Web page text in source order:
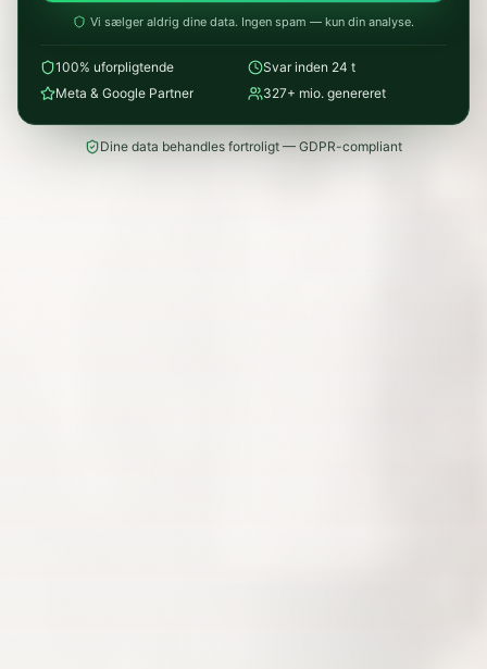
Vi sælger aldrig dine data. Ingen spam — kun din analyse.
100% uforpligtende
Svar inden 24 t
Meta & Google Partner
327+ mio. genereret
Dine data behandles fortroligt — GDPR-compliant